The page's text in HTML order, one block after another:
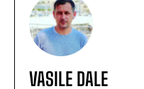
VASILE DALE